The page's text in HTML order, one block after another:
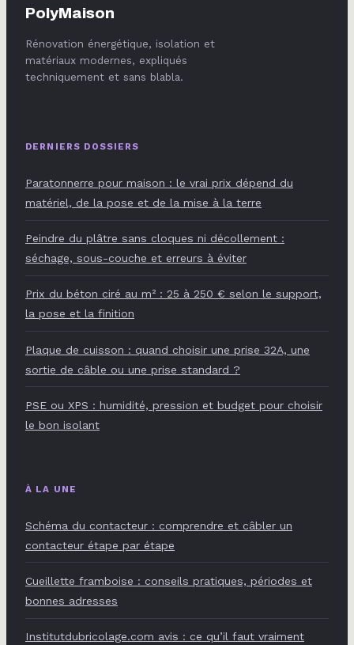
PolyMaison
Rénovation énergétique, isolation et
matériaux modernes, expliqués
techniquement et sans blabla.
DERNIERS DOSSIERS
Paratonnerre pour maison : le vrai prix dépend du
matériel, de la pose et de la mise à la terre
Peindre du plâtre sans cloques ni décollement :
séchage, sous-couche et erreurs à éviter
Prix du béton ciré au m² : 25 à 250 € selon le support,
la pose et la finition
Plaque de cuisson : quand choisir une prise 32A, une
sortie de câble ou une prise standard ?
PSE ou XPS : humidité, pression et budget pour choisir
le bon isolant
À LA UNE
Schéma du contacteur : comprendre et câbler un
contacteur étape par étape
Cueillette framboise : conseils pratiques, périodes et
bonnes adresses
Institutdubricolage.com avis : ce qu’il faut vraiment